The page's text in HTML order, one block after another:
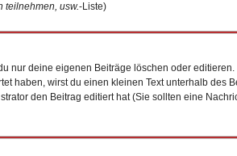
teilnehmen, usw.-Liste)
nur deine eigenen Beiträge löschen oder
haben, wirst du einen kleinen Text unterhalb
den Beitrag editiert hat (Sie sollten eine